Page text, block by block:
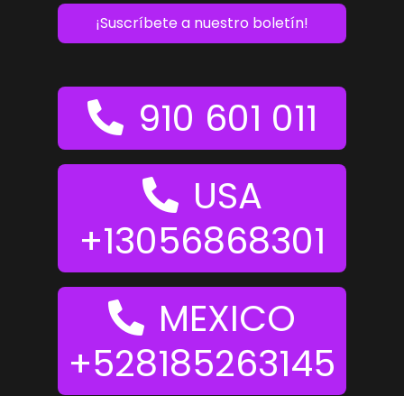
¡Suscríbete a nuestro boletín!
910 601 011
USA
+13056868301
MEXICO
+528185263145